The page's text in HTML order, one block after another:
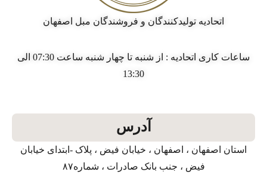
اتحادیه تولیدکنندگان و فروشندگان مبل اصفهان
ساعات کاری اتحادیه : از شنبه تا چهار شنبه ساعت 07:30 الی
13:30
آدرس
استان اصفهان ، اصفهان ، خیابان فیض ، پلاک -ابتدای خیابان
فیض ، جنب بانک صادرات ، شماره۸۷